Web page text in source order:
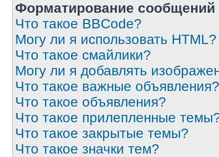
Форматирование
Что такое BBCode?
Могу ли я использовать HTML?
Что такое смайлики?
Могу ли я добавлять
Что такое важные объявления?
Что такое объявления?
Что такое прилепленные
Что такое закрытые темы?
Что такое значки тем?